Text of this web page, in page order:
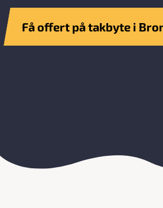
Få offert på takbyte i